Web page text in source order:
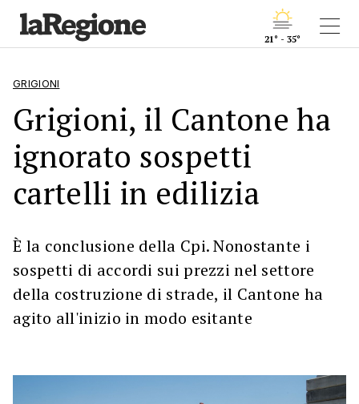
21° - 35°
GRIGIONI
Grigioni, il Cantone ha
ignorato sospetti
cartelli in edilizia
È la conclusione della Cpi. Nonostante i
sospetti di accordi sui prezzi nel settore
della costruzione di strade, il Cantone ha
agito all'inizio in modo esitante